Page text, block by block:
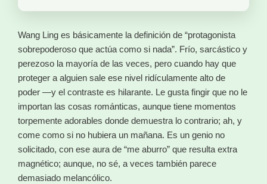
Wang Ling es básicamente la definición de “protagonista
sobrepoderoso que actúa como si nada”. Frío, sarcástico y
perezoso la mayoría de las veces, pero cuando hay que
proteger a alguien sale ese nivel ridículamente alto de
poder —y el contraste es hilarante. Le gusta fingir que no le
importan las cosas románticas, aunque tiene momentos
torpemente adorables donde demuestra lo contrario; ah, y
come como si no hubiera un mañana. Es un genio no
solicitado, con ese aura de “me aburro” que resulta extra
magnético; aunque, no sé, a veces también parece
demasiado melancólico.